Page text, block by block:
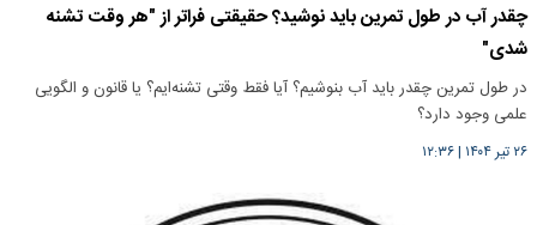
چقدر آب در طول تمرین باید نوشید؟ حقیقتی فراتر از "هر وقت تشنه
شدی"
در طول تمرین چقدر باید آب بنوشیم؟ آیا فقط وقتی تشنه‌ایم؟ یا قانون و الگویی
علمی وجود دارد؟
۲۶ تیر ۱۴۰۴ |۱۲:۳۶